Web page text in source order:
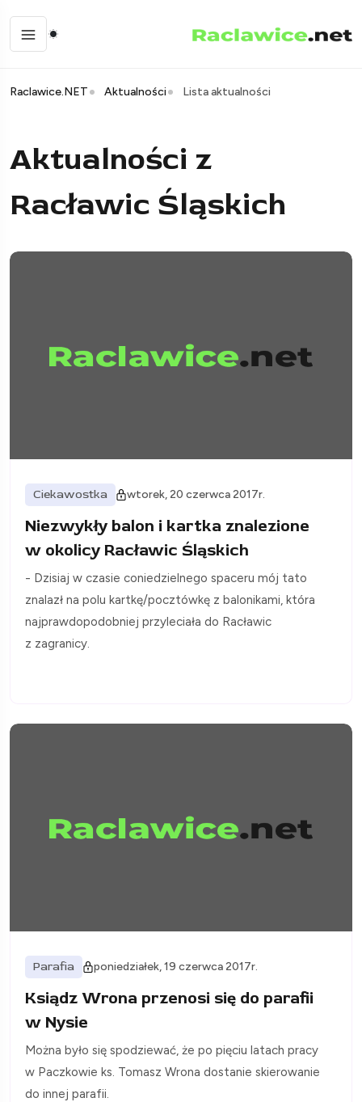
Raclawice.NET Aktualności Lista aktualności
Aktualności z
Racławic Śląskich
Ciekawostka wtorek, 20 czerwca 2017r.
Niezwykły balon i kartka znalezione
w okolicy Racławic Śląskich
- Dzisiaj w czasie coniedzielnego spaceru mój tato
znalazł na polu kartkę/pocztówkę z balonikami, która
najprawdopodobniej przyleciała do Racławic
z zagranicy.
Parafia poniedziałek, 19 czerwca 2017r.
Ksiądz Wrona przenosi się do parafii
w Nysie
Można było się spodziewać, że po pięciu latach pracy
w Paczkowie ks. Tomasz Wrona dostanie skierowanie
do innej parafii.